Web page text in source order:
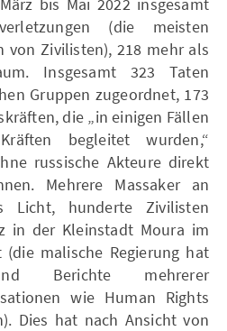
(die meisten
von Zivilisten), 218 mehr als
Insgesamt 323 Taten
Gruppen zugeordnet, 173
die „in einigen Fällen
begleitet wurden,“
russische Akteure direkt
Mehrere Massaker an
Licht, hunderte Zivilisten
in der Kleinstadt Moura im
malische Regierung hat
Berichte mehrerer
wie Human Rights
Dies hat nach Ansicht von